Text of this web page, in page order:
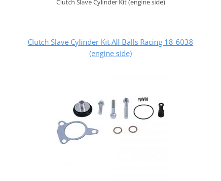
Clutch Slave Cylinder Kit (engine side)
Clutch Slave Cylinder Kit All Balls Racing 18-6038
(engine side)